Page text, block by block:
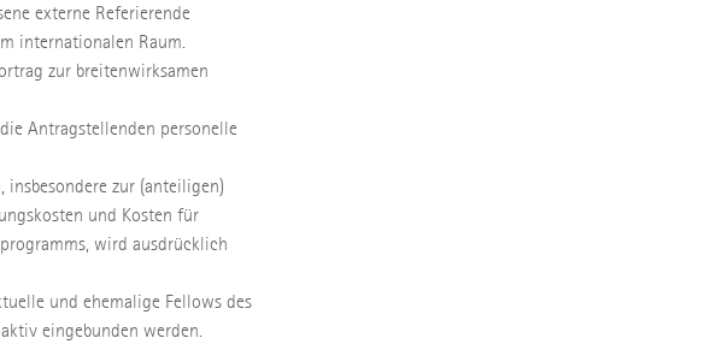
externe Referierende
internationalen Raum.
zur breitenwirksamen
Antragstellenden personelle
insbesondere zur (anteiligen)
und Kosten für
wird ausdrücklich
und ehemalige Fellows des
eingebunden werden.